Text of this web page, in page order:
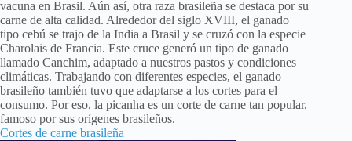
vacuna en Brasil. Aún así, otra raza brasileña se destaca por su
carne de alta calidad. Alrededor del siglo XVIII, el ganado
tipo cebú se trajo de la India a Brasil y se cruzó con la especie
Charolais de Francia. Este cruce generó un tipo de ganado
llamado Canchim, adaptado a nuestros pastos y condiciones
climáticas. Trabajando con diferentes especies, el ganado
brasileño también tuvo que adaptarse a los cortes para el
consumo. Por eso, la picanha es un corte de carne tan popular,
famoso por sus orígenes brasileños.
Cortes de carne brasileña